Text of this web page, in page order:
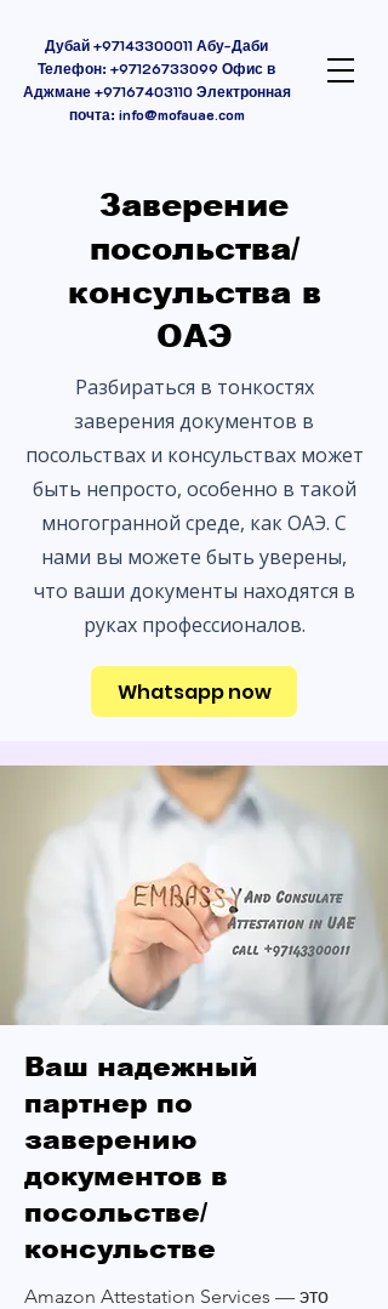
Дубай+97143300011Абу-Даби
Телефон: +97126733099 Офис в
Аджмане+97167403110Электронная
почта: info@mofauae.com
Заверение
посольства/
консульства в
ОАЭ
Разбираться в тонкостях
заверения документов в
посольствах и консульствах может
быть непросто, особенно в такой
многогранной среде, как ОАЭ. С
нами вы можете быть уверены,
что ваши документы находятся в
руках профессионалов.
Whatsapp now
Ваш надежный
партнер по
заверению
документов в
посольстве/
консульстве
Amazon Attestation Services — это